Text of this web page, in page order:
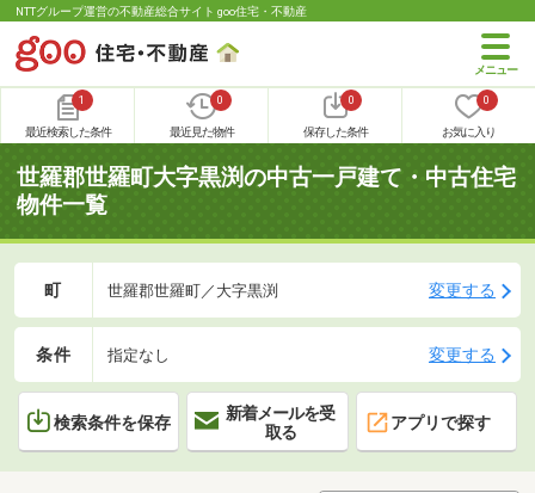
NTTグループ運営の不動産総合サイト goo住宅・不動産
1
最近検索した条件
0
最近見た物件
0
保存した条件
0
お気に入り
世羅郡世羅町大字黒渕の中古一戸建て・中古住宅
物件一覧
町 世羅郡世羅町／大字黒渕 変更する
条件 指定なし 変更する
検索条件を保存
新着メールを受
取る
アプリで探す